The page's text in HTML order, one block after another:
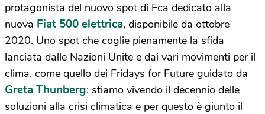
protagonista del nuovo spot di Fca dedicato alla
nuova Fiat 500 elettrica, disponibile da ottobre
2020. Uno spot che coglie pienamente la sfida
lanciata dalle Nazioni Unite e dai vari movimenti per il
clima, come quello dei Fridays for Future guidato da
Greta Thunberg: stiamo vivendo il decennio delle
soluzioni alla crisi climatica e per questo è giunto il